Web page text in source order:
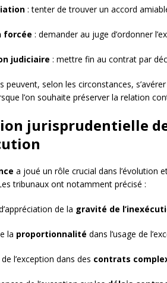
: tenter de trouver un accord
forcée : demander au juge d’ordonner
judiciaire : mettre fin au contrat par
peuvent, selon les circonstances,
l’on souhaite préserver la relation
jurisprudentielle
a joué un rôle crucial dans l’évolution
tribunaux ont notamment précisé :
de la gravité de
la proportionnalité dans l’usage de
l’exception dans des contrats